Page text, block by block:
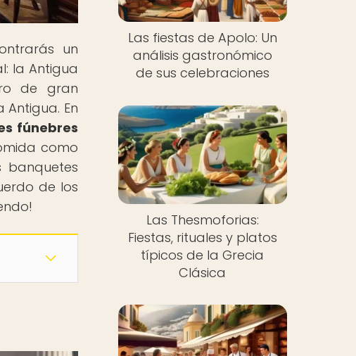
un
la Antigua
de gran
En
fúnebres
como
de los
Las fiestas de Apolo: Un
análisis gastronómico
de sus celebraciones
Las Thesmoforias:
Fiestas, rituales y platos
típicos de la Grecia
Clásica